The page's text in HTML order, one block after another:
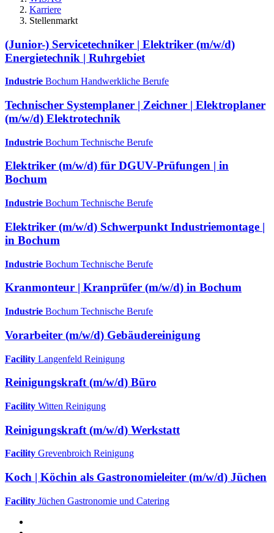
Karriere
Stellenmarkt
(Junior-) Servicetechniker | Elektriker (m/w/d)
Energietechnik | Ruhrgebiet
Industrie Bochum Handwerkliche Berufe
Technischer Systemplaner | Zeichner | Elektroplaner
(m/w/d) Elektrotechnik
Industrie Bochum Technische Berufe
Elektriker (m/w/d) für DGUV-Prüfungen | in
Bochum
Industrie Bochum Technische Berufe
Elektriker (m/w/d) Schwerpunkt Industriemontage |
in Bochum
Industrie Bochum Technische Berufe
Kranmonteur | Kranprüfer (m/w/d) in Bochum
Industrie Bochum Technische Berufe
Vorarbeiter (m/w/d) Gebäudereinigung
Facility Langenfeld Reinigung
Reinigungskraft (m/w/d) Büro
Facility Witten Reinigung
Reinigungskraft (m/w/d) Werkstatt
Facility Grevenbroich Reinigung
Koch | Köchin als Gastronomieleiter (m/w/d) Jüchen
Facility Jüchen Gastronomie und Catering